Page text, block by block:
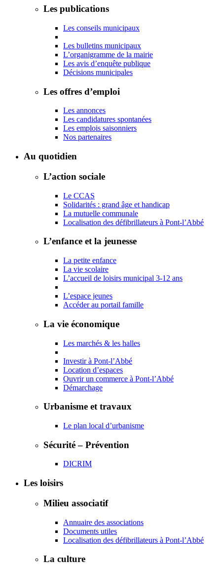
Les publications
Les conseils municipaux
Les bulletins municipaux
L’organigramme de la mairie
Les avis d’enquête publique
Décisions municipales
Les offres d’emploi
Les annonces
Les candidatures spontanées
Les emplois saisonniers
Nos partenaires
Au quotidien
L’action sociale
Le CCAS
Solidarités : grand âge et handicap
La mutuelle communale
Localisation des défibrillateurs à Pont-l’Abbé
L’enfance et la jeunesse
La petite enfance
La vie scolaire
L’accueil de loisirs municipal 3-12 ans
L’espace jeunes
Accéder au portail famille
La vie économique
Les marchés & les halles
Investir à Pont-l’Abbé
Location d’espaces
Ouvrir un commerce à Pont-l’Abbé
Démarchage
Urbanisme et travaux
Le plan local d’urbanisme
Sécurité – Prévention
DICRIM
Les loisirs
Milieu associatif
Annuaire des associations
Documents utiles
Localisation des défibrillateurs à Pont-l’Abbé
La culture